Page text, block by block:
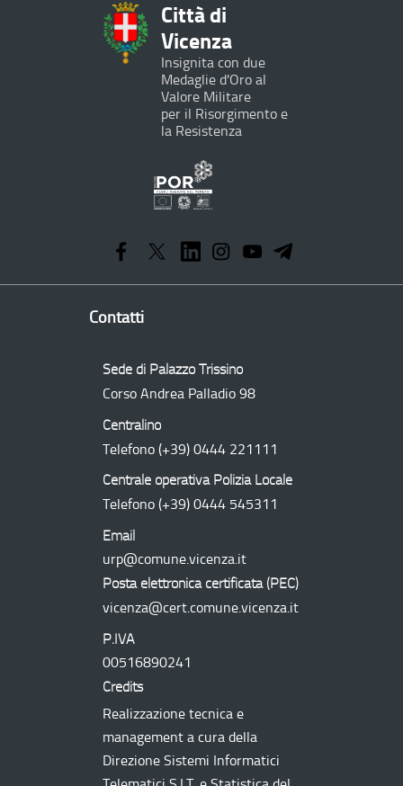
Città di
Vicenza
Insignita con due
Medaglie d'Oro al
Valore Militare
per il Risorgimento e
la Resistenza
Operativo
Regionale
Contatti
Sede di Palazzo Trissino
Corso Andrea Palladio 98
Centralino
Telefono (+39) 0444 221111
Centrale operativa Polizia Locale
Telefono (+39) 0444 545311
Email
urp@comune.vicenza.it
Posta elettronica certificata (PEC)
vicenza@cert.comune.vicenza.it
P.IVA
00516890241
Credits
Realizzazione tecnica e
management a cura della
Direzione Sistemi Informatici